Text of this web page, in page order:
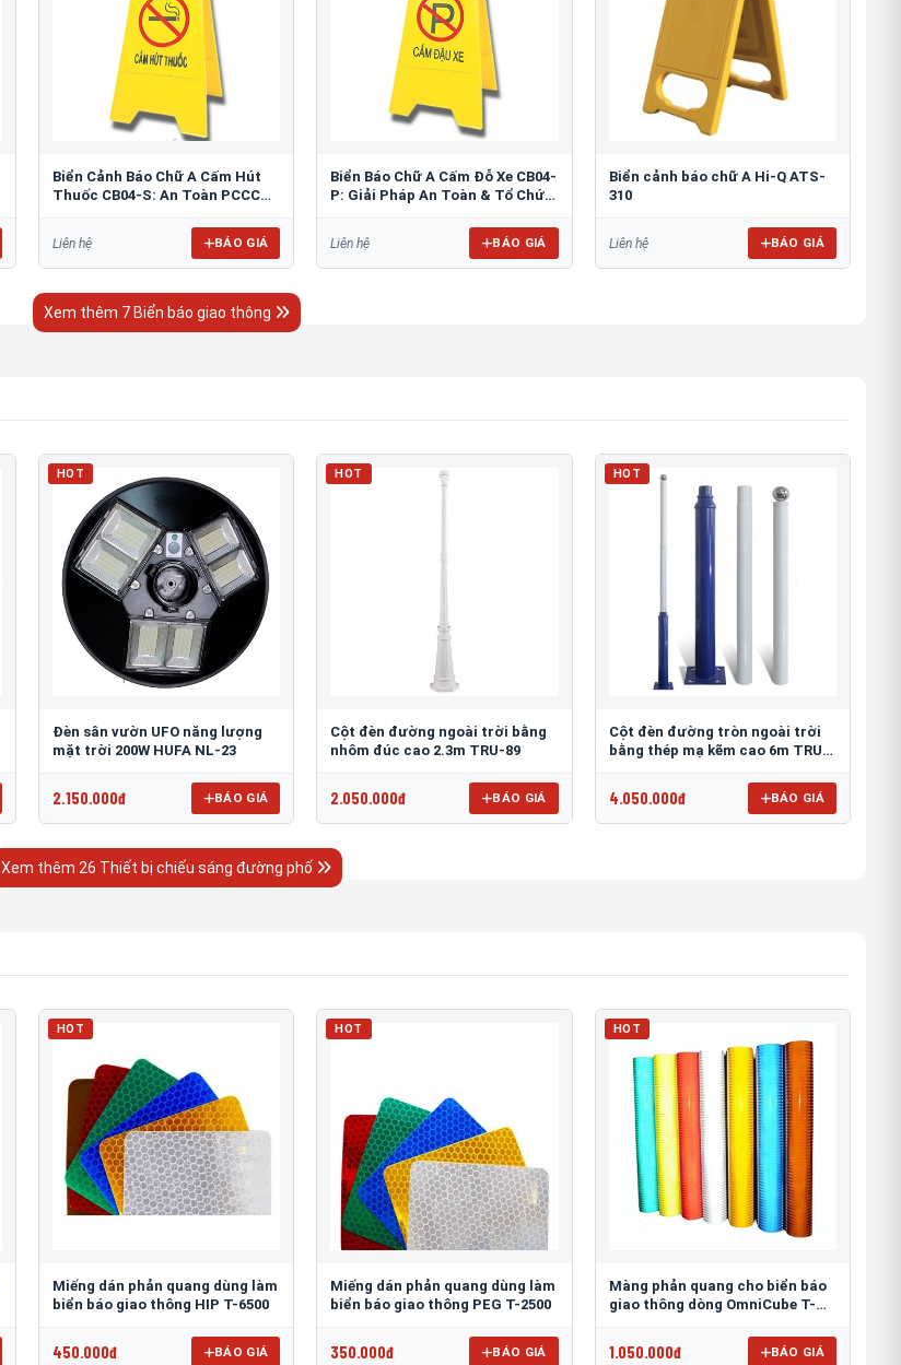
Biển Cảnh Báo Chữ A Cấm Hút
Thuốc CB04-S: An Toàn PCCC
Liên hệ BÁO GIÁ
Biển Báo Chữ A Cấm Đỗ Xe CB04-
P: Giải Pháp An Toàn & Tổ Chức
Liên hệ BÁO GIÁ
Biển cảnh báo chữ A Hi-Q ATS-
310
Liên hệ BÁO GIÁ
Xem thêm 7 Biển báo giao thông
HOT
Đèn sân vườn UFO năng lượng
mặt trời 200W HUFA NL-23
2.150.000đ BÁO GIÁ
HOT
Cột đèn đường ngoài trời bằng
nhôm đúc cao 2.3m TRU-89
2.050.000đ BÁO GIÁ
HOT
Cột đèn đường tròn ngoài trời
bằng thép mạ kẽm cao 6m TRU-
4.050.000đ BÁO GIÁ
Xem thêm 26 Thiết bị chiếu sáng đường phố
HOT
Miếng dán phản quang dùng làm
biển báo giao thông HIP T-6500
450.000đ BÁO GIÁ
HOT
Miếng dán phản quang dùng làm
biển báo giao thông PEG T-2500
350.000đ BÁO GIÁ
HOT
Màng phản quang cho biển báo
giao thông dòng OmniCube T-
1.050.000đ BÁO GIÁ